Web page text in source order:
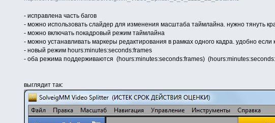
- исправлена часть багов
- можно использовать слайдер для изменения масштаба таймлайна. нужно тянуть
- можно включать покадровый режим таймлайна
- можно устанавливать маркеры редактирования в рамках одного кадра. удобно
- новый режим hours:minutes:seconds:frames
- оба режима поддерживаются (hours:minutes:seconds:frames)
выглядит так: